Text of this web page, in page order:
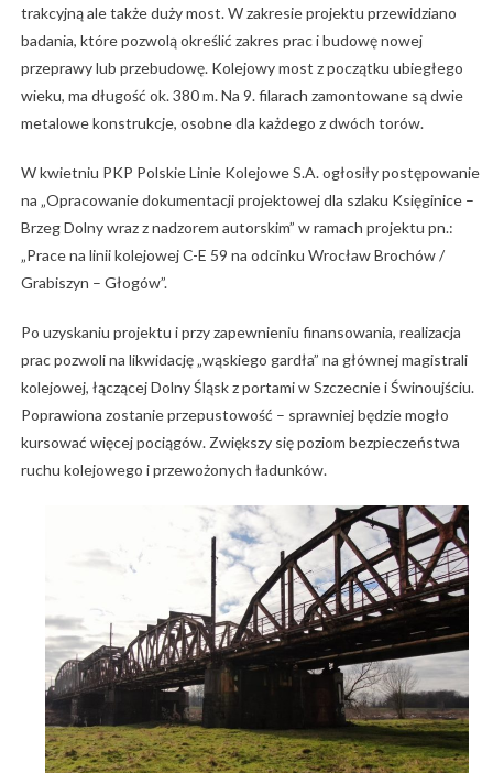
trakcyjną ale także duży most. W zakresie projektu przewidziano
badania, które pozwolą określić zakres prac i budowę nowej
przeprawy lub przebudowę. Kolejowy most z początku ubiegłego
wieku, ma długość ok. 380 m. Na 9. filarach zamontowane są dwie
metalowe konstrukcje, osobne dla każdego z dwóch torów.
W kwietniu PKP Polskie Linie Kolejowe S.A. ogłosiły postępowanie
na „Opracowanie dokumentacji projektowej dla szlaku Księginice –
Brzeg Dolny wraz z nadzorem autorskim” w ramach projektu pn.:
„Prace na linii kolejowej C-E 59 na odcinku Wrocław Brochów /
Grabiszyn – Głogów”.
Po uzyskaniu projektu i przy zapewnieniu finansowania, realizacja
prac pozwoli na likwidację „wąskiego gardła” na głównej magistrali
kolejowej, łączącej Dolny Śląsk z portami w Szczecnie i Świnoujściu.
Poprawiona zostanie przepustowość – sprawniej będzie mogło
kursować więcej pociągów. Zwiększy się poziom bezpieczeństwa
ruchu kolejowego i przewożonych ładunków.